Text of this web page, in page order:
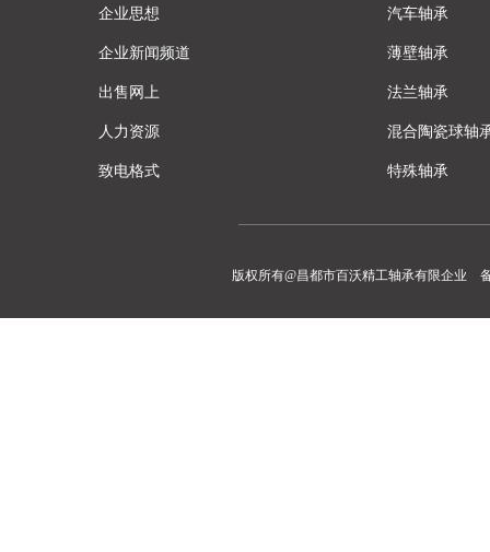
企业思想
企业新闻频道
出售网上
人力资源
致电格式
汽车轴承
薄壁轴承
法兰轴承
混合陶瓷球轴
特殊轴承
版权所有@昌都市百沃精工轴承有限企业